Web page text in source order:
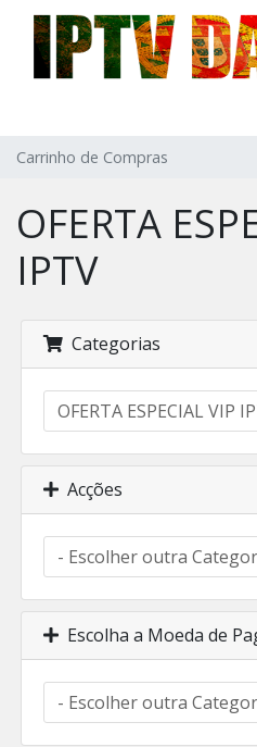
Carrinho de Compras
OFERTA
IPTV
Categorias
Acções
Escolha a Moeda de